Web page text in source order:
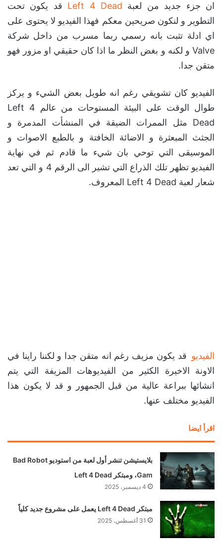
ان جزء جديد من لعبة Left 4 Dead قد يكون تحت
التطوير و لنكون صريحين معكم فهذا الفيديو لا يحتوى على
اي ادلة تثبت بانه رسمي ربما مسرب من داخل شركة
Valve و لكنه و بغض النظر ما اذا كان حقيقي او مزور فهو
متقن جدا.
الفيديو كان تشويقي رغم انه طويل بعض الشيء و يركز
طوال الوقت على البيئة المستوحات من عالم Left 4
Dead مثل الممرات الضيقة في المنشأت المدمرة و
الجثث المبعثرة و الاضائة الخافتة و بالطبع الاصوات و
الموسيقى التي توحي بان شيء ما قادم ثم في نهاية
الفيديو تظهر تلك الذراع التي تشير الى الرقم 4 و التي تعد
شعار لعبة Left 4 Dead المعروف.
الفيديو قد يكون مزيف رغم انه متقن جدا و لكننا راينا في
الاونة الاخيرة الكثير من الفيديوهات المزيفة التي يتم
انشائها ببراعة عالية من قبل الجمهور و قد لا يكون هذا
الفيديو مختلف عنها.
اقرأ ايضا
بلايستيشن تنشر أول لعبة من استوديو Bad Robot
Gam، ومبتكر Left 4 Dead
4 ديسمبر، 2025
مبتكر Left 4 Dead يعمل على مشروع جديد كلياً
31 أغسطس، 2025